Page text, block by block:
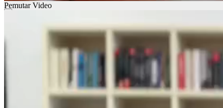
Gunakan Anak Panah Atas/Bawah untuk menaikkan atau
Pemutar Video